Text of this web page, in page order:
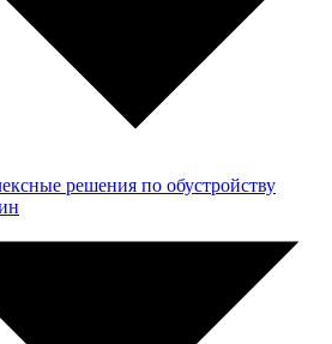
решения по обустройству